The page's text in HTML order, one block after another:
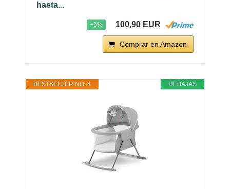
hasta...
−5% 100,90 EUR
Comprar en Amazon
REBAJAS
BESTSELLER NO. 4